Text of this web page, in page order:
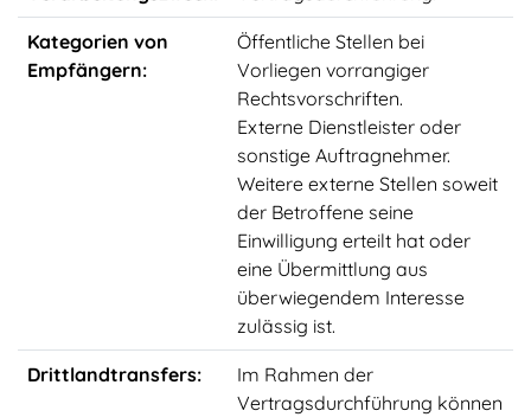
Kategorien von
Empfängern:
Öffentliche Stellen bei
Vorliegen vorrangiger
Rechtsvorschriften.
Externe Dienstleister oder
sonstige Auftragnehmer.
Weitere externe Stellen soweit
der Betroffene seine
Einwilligung erteilt hat oder
eine Übermittlung aus
überwiegendem Interesse
zulässig ist.
Drittlandtransfers:
Im Rahmen der
Vertragsdurchführung können